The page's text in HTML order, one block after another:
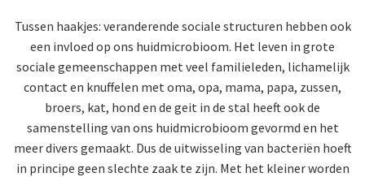
Tussen haakjes: veranderende sociale structuren hebben ook
een invloed op ons huidmicrobioom. Het leven in grote
sociale gemeenschappen met veel familieleden, lichamelijk
contact en knuffelen met oma, opa, mama, papa, zussen,
broers, kat, hond en de geit in de stal heeft ook de
samenstelling van ons huidmicrobioom gevormd en het
meer divers gemaakt. Dus de uitwisseling van bacteriën hoeft
in principe geen slechte zaak te zijn. Met het kleiner worden